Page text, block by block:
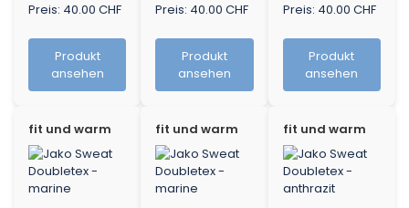
Preis: 40.00 CHF
Produkt
ansehen
Preis: 40.00 CHF
Produkt
ansehen
Preis: 40.00 CHF
Produkt
ansehen
fit und warm fit und warm fit und warm